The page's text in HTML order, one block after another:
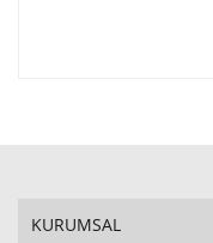
KURUMSAL